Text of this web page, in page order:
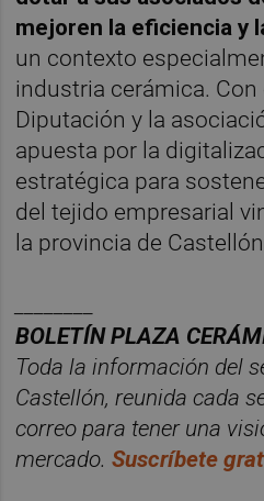
mejoren la eficiencia y
un contexto
industria cerámica. Con
Diputación y la
apuesta por la
estratégica para
del tejido empresarial
la provincia de
BOLETÍN PLAZA CER
Toda la información del
Castellón, reunida cada
correo para tener una
mercado. Suscríbete